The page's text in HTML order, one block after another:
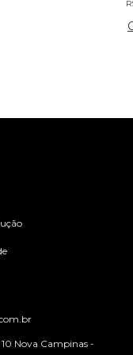
10 Nova Campinas -